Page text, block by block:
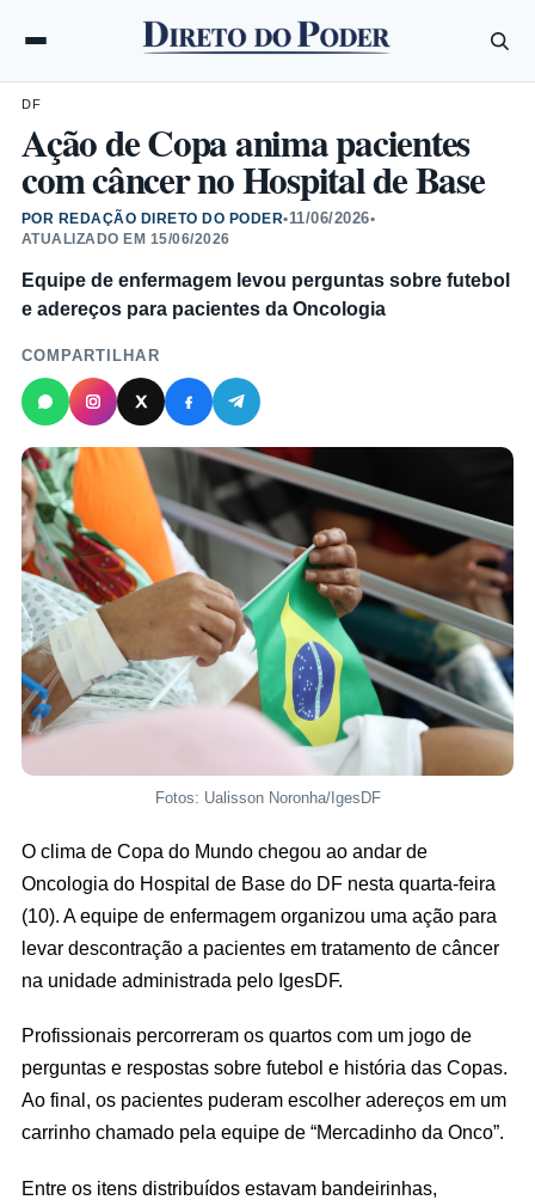
DF
Ação de Copa anima pacientes
com câncer no Hospital de Base
POR REDAÇÃO DIRETO DO PODER•11/06/2026•
ATUALIZADO EM 15/06/2026
Equipe de enfermagem levou perguntas sobre futebol
e adereços para pacientes da Oncologia
COMPARTILHAR
Fotos: Ualisson Noronha/IgesDF
O clima de Copa do Mundo chegou ao andar de
Oncologia do Hospital de Base do DF nesta quarta-feira
(10). A equipe de enfermagem organizou uma ação para
levar descontração a pacientes em tratamento de câncer
na unidade administrada pelo IgesDF.
Profissionais percorreram os quartos com um jogo de
perguntas e respostas sobre futebol e história das Copas.
Ao final, os pacientes puderam escolher adereços em um
carrinho chamado pela equipe de “Mercadinho da Onco”.
Entre os itens distribuídos estavam bandeirinhas,